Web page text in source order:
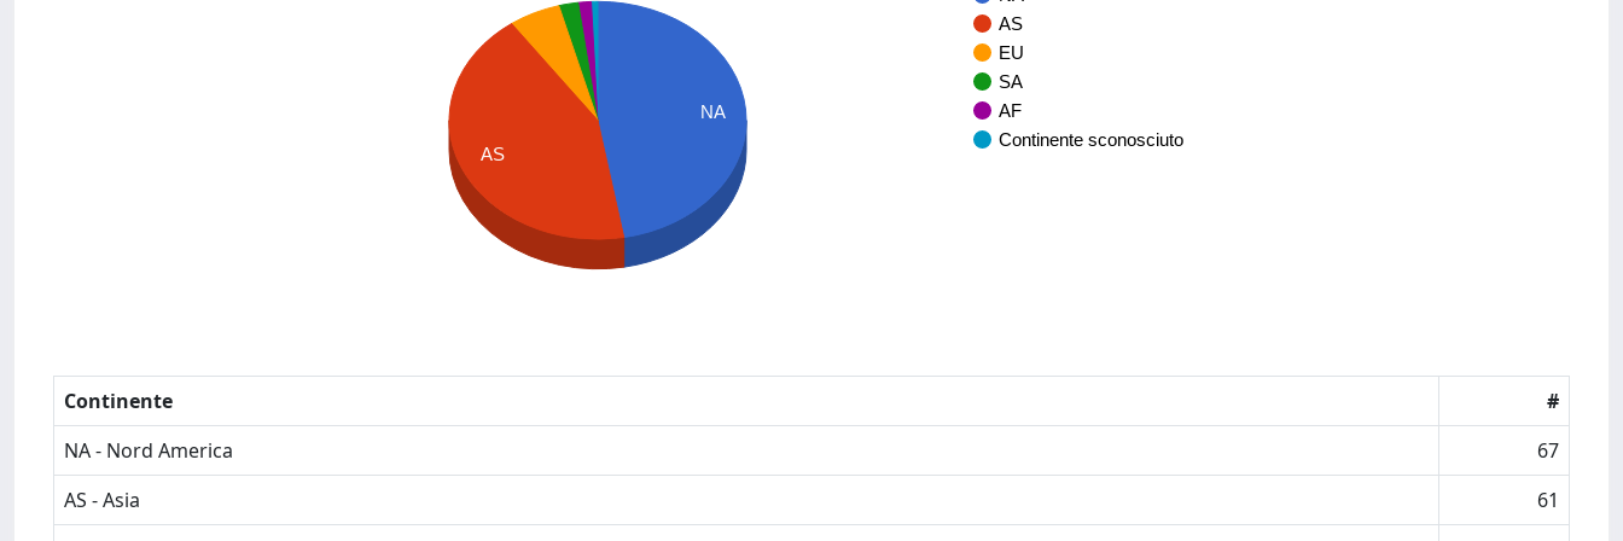
AS
EU
SA
AF
Continente sconosciuto
NA
AS
Continente
#
NA - Nord America
67
AS - Asia
61